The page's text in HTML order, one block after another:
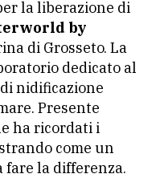
la liberazione di
by
di Grosseto. La
dedicato al
nidificazione
Presente
ha ricordati i
come un
la differenza.